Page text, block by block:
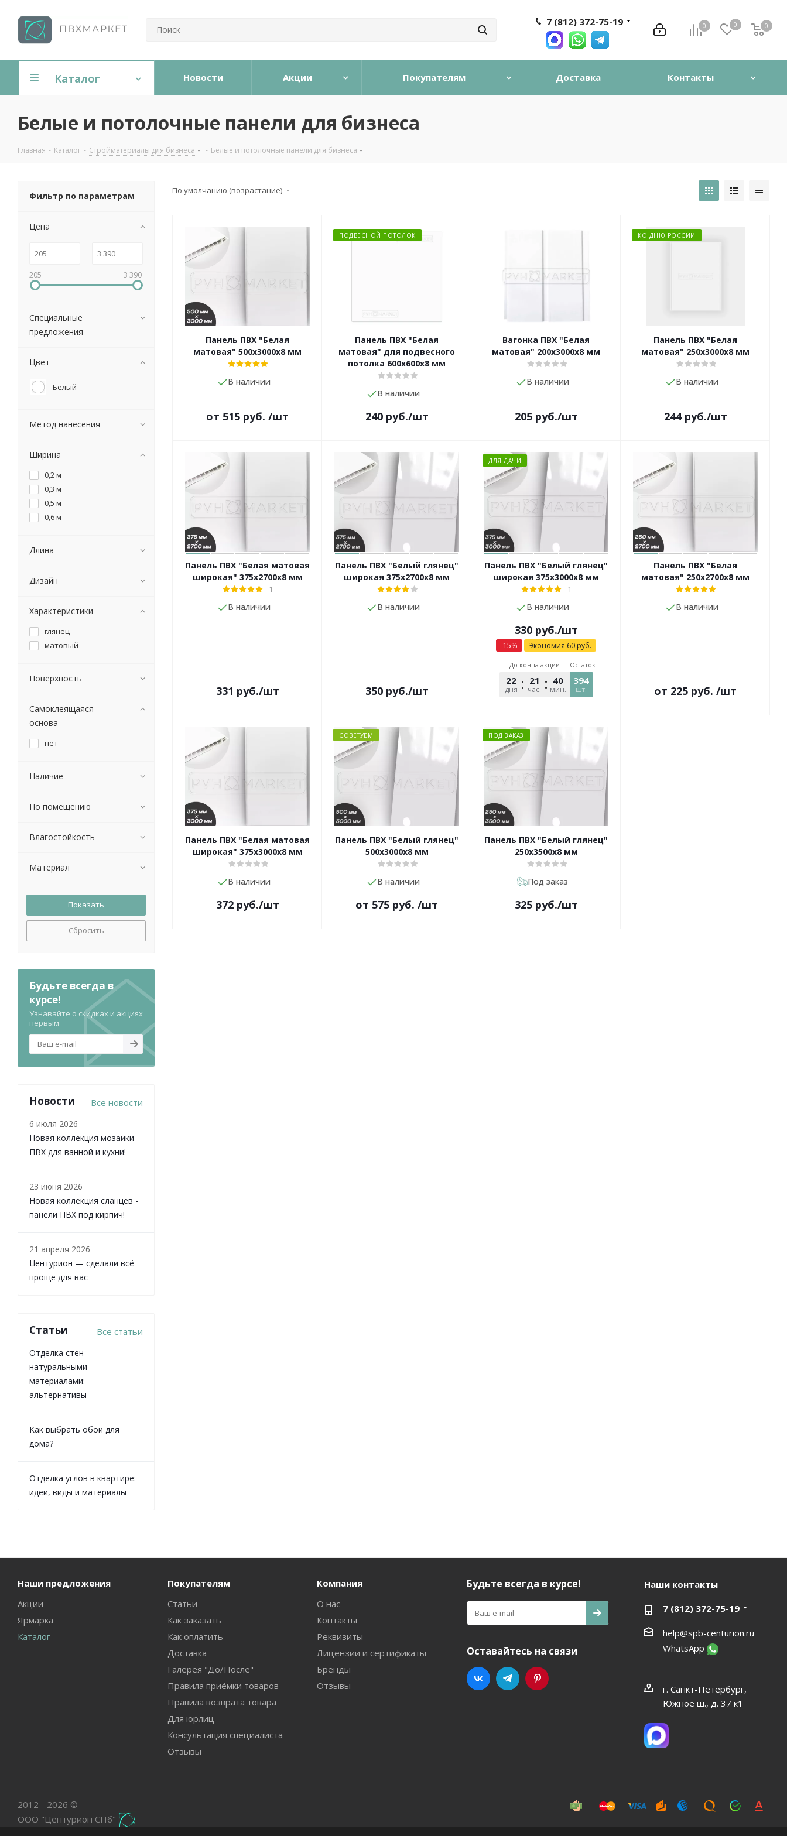
0 0 0
0
7 (812) 372-75-19
Каталог Новости Акции Покупателям Доставка Контакты
Белые и потолочные панели для бизнеса
Главная - Каталог - Стройматериалы для бизнеса - Белые и потолочные панели для бизнеса
По умолчанию (возрастание)
Панель ПВХ "Белая
матовая" 500х3000х8 мм
В наличии
от 515 руб. /шт
ПОДВЕСНОЙ ПОТОЛОК
Панель ПВХ "Белая
матовая" для подвесного
потолка 600х600х8 мм
В наличии
240руб./шт
Вагонка ПВХ "Белая
матовая" 200х3000х8 мм
В наличии
205руб./шт
КО ДНЮ РОССИИ
Панель ПВХ "Белая
матовая" 250х3000х8 мм
В наличии
244руб./шт
Панель ПВХ "Белая матовая
широкая" 375х2700х8 мм
1
В наличии
331 руб./шт
Панель ПВХ "Белый глянец"
широкая 375х2700х8 мм
В наличии
350руб./шт
ДЛЯ ДАЧИ
Панель ПВХ "Белый глянец"
широкая 375х3000х8 мм
1
В наличии
330руб./шт
-15% Экономия 60 руб.
До конца акции
22
дня
21
час.
40
мин.
57
сек.
Остаток
394
шт.
Панель ПВХ "Белая
матовая" 250х2700х8 мм
В наличии
от 225 руб. /шт
Панель ПВХ "Белая матовая
широкая" 375х3000х8 мм
В наличии
372руб./шт
СОВЕТУЕМ
Панель ПВХ "Белый глянец"
500х3000х8 мм
В наличии
от 575 руб. /шт
ПОД ЗАКАЗ
Панель ПВХ "Белый глянец"
250х3500х8 мм
Под заказ
325руб./шт
Фильтр по параметрам
Цена
205 3 390
Специальные
предложения
Цвет
Белый
Метод нанесения
Ширина
0,2 м
0,3 м
0,5 м
0,6 м
Длина
Дизайн
Характеристики
глянец
матовый
Поверхность
Самоклеящаяся
основа
нет
Наличие
По помещению
Влагостойкость
Материал
Сбросить
Будьте всегда в
курсе!
Узнавайте о скидках и акциях
первым
Новости Все новости
6 июля 2026
Новая коллекция мозаики
ПВХ для ванной и кухни!
23 июня 2026
Новая коллекция сланцев -
панели ПВХ под кирпич!
21 апреля 2026
Центурион — сделали всё
проще для вас
Статьи Все статьи
Отделка стен
натуральными
материалами:
альтернативы
Как выбрать обои для
дома?
Отделка углов в квартире:
идеи, виды и материалы
Наши предложения
Акции
Ярмарка
Каталог
Покупателям
Статьи
Как заказать
Как оплатить
Доставка
Галерея "До/После"
Правила приёмки товаров
Правила возврата товара
Для юрлиц
Консультация специалиста
Отзывы
Компания
О нас
Контакты
Реквизиты
Лицензии и сертификаты
Бренды
Отзывы
Будьте всегда в курсе!
Оставайтесь на связи
Наши контакты
7 (812) 372-75-19
help@spb-centurion.ru
WhatsApp
г. Санкт-Петербург,
Южное ш., д. 37 к1
2012 - 2026 ©
ООО "Центурион СПб"